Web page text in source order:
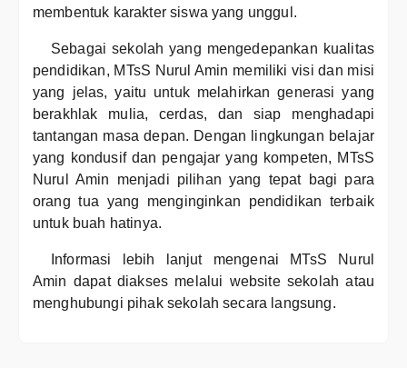
membentuk karakter siswa yang unggul.
Sebagai sekolah yang mengedepankan kualitas
pendidikan, MTsS Nurul Amin memiliki visi dan misi
yang jelas, yaitu untuk melahirkan generasi yang
berakhlak mulia, cerdas, dan siap menghadapi
tantangan masa depan. Dengan lingkungan belajar
yang kondusif dan pengajar yang kompeten, MTsS
Nurul Amin menjadi pilihan yang tepat bagi para
orang tua yang menginginkan pendidikan terbaik
untuk buah hatinya.
Informasi lebih lanjut mengenai MTsS Nurul
Amin dapat diakses melalui website sekolah atau
menghubungi pihak sekolah secara langsung.